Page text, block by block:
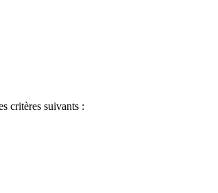
critères suivants :